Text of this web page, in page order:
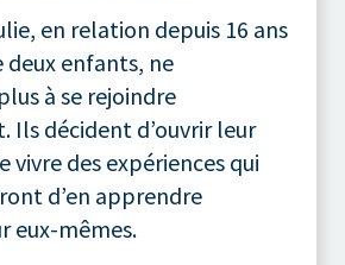
en relation depuis 16 ans
enfants, ne
à se rejoindre
Ils décident d’ouvrir leur
vivre des expériences qui
d’en apprendre
eux-mêmes.